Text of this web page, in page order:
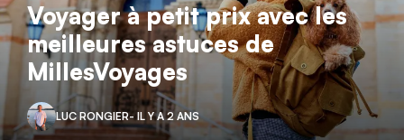
Voyager à petit prix avec les
meilleures astuces de
MillesVoyages
LUC RONGIER- IL Y A 2 ANS